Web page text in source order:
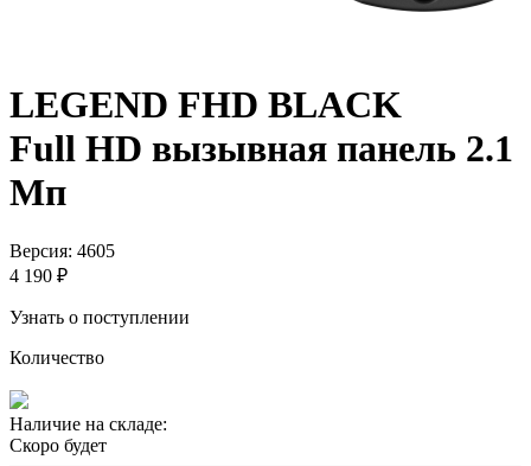
LEGEND FHD BLACK
Full HD вызывная панель 2.1
Мп
Версия: 4605
4 190 ₽
Узнать о поступлении
Количество
Наличие на складе:
Скоро будет